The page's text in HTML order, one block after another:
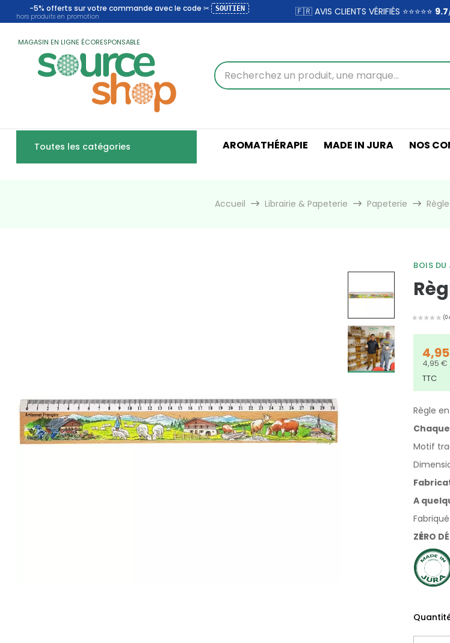
-5% offerts sur votre commande avec le code ✂ SOUTIEN
hors produits en promotion 🇫🇷 AVIS CLIENTS VÉRIFIÉS ⭐⭐⭐⭐⭐ 9.7
MAGASIN EN LIGNE ÉCORESPONSABLE
Toutes les catégories AROMATHÉRAPIE MADE IN JURA NOS
Accueil Librairie & Papeterie Papeterie
BOIS DU
4,95 €
TTC
Règle
Motif
A
ZÉRO